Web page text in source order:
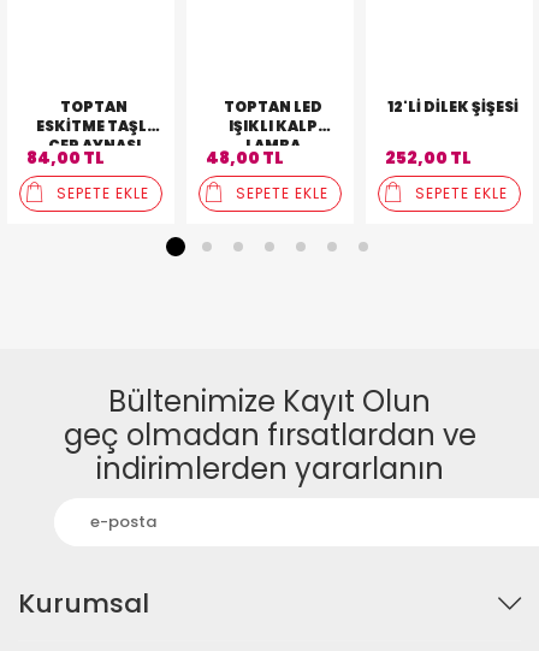
TOPTAN
ESKITME TAŞLI
CEP AYNASI
84,00 TL
SEPETE EKLE
TOPTAN LED
IŞIKLI KALP
LAMBA
48,00 TL
SEPETE EKLE
12'LI DILEK ŞIŞESI
252,00 TL
SEPETE EKLE
1 2 3 4 5 6 7
Bültenimize Kayıt Olun
geç olmadan fırsatlardan ve
indirimlerden yararlanın
Kurumsal